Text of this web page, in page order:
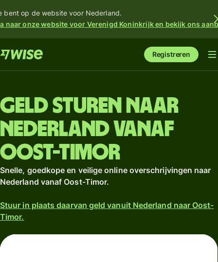
bent op de website voor Nederland.
naar onze website voor Verenigd Koninkrijk en bekijk ons
Registreren
Geld sturen naar
Nederland vanaf
Oost-Timor
Snelle, goedkope en veilige online overschrijvingen naar
Nederland vanaf Oost-Timor.
Stuur in plaats daarvan geld vanuit Nederland naar Oost-
Timor.